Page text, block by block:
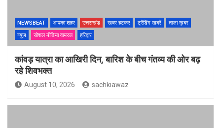
NEWSBEAT आपका शहर उत्तराखंड खबर हटकर ट्रेंडिंग खबरें
ताज़ा ख़बर
न्यूज़
सोशल मीडिया वायरल हरिद्वार
कांवड़ यात्रा का आखिरी दिन, बारिश के बीच गंतव्य की ओर बढ़
रहे शिवभक्त
August 10, 2026 sachkiawaz